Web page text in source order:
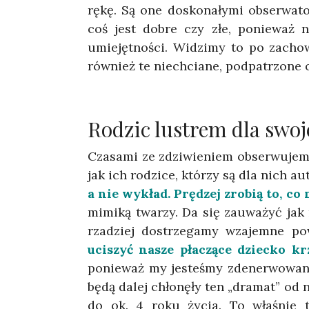
rękę. Są one doskonałymi
coś jest dobre czy złe, ponieważ
umiejętności. Widzimy to po
również te niechciane, podpatrzone
Rodzic lustrem dla
Czasami ze zdziwieniem
jak ich rodzice, którzy są dla nich
a nie wykład. Prędzej zrobią to, co
mimiką twarzy. Da się zauważyć
rzadziej dostrzegamy wzajemne
uciszyć nasze płaczące dziecko
ponieważ my jesteśmy
będą dalej chłonęły ten „dramat”
do ok. 4 roku życia. To właśnie